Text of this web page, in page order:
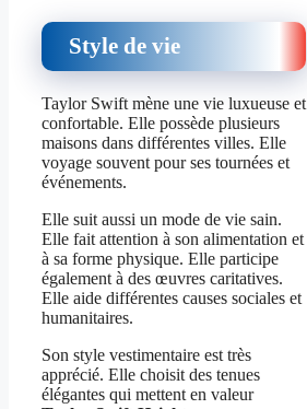
Style de vie
Taylor Swift mène une vie luxueuse et
confortable. Elle possède plusieurs
maisons dans différentes villes. Elle
voyage souvent pour ses tournées et
événements.
Elle suit aussi un mode de vie sain.
Elle fait attention à son alimentation et
à sa forme physique. Elle participe
également à des œuvres caritatives.
Elle aide différentes causes sociales et
humanitaires.
Son style vestimentaire est très
apprécié. Elle choisit des tenues
élégantes qui mettent en valeur